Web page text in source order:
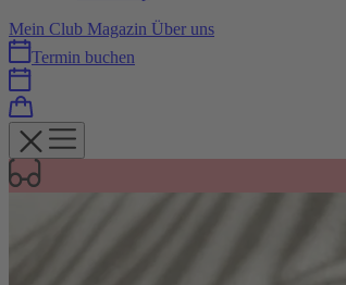
Mein Club Magazin Über uns
Termin buchen